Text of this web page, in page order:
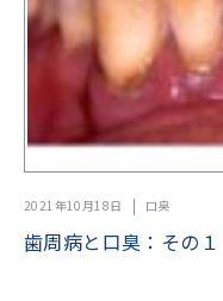
2021年10月18日 口臭
歯周病と口臭：その１